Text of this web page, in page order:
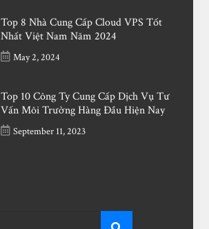
Top 8 Nhà Cung Cấp Cloud VPS Tốt
Nhất Việt Nam Năm 2024
May 2, 2024
Top 10 Công Ty Cung Cấp Dịch Vụ Tư
Vấn Môi Trường Hàng Đầu Hiện Nay
September 11, 2023